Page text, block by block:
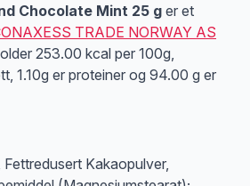
Chocolate Mint 25 ger et
TRADE NORWAY AS
253.00 kcal per 100g,
1.10g er proteiner og 94.00 g er
Kakaopulver,